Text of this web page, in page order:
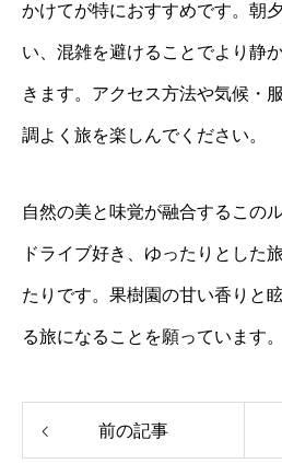
かけてが特におすすめです。朝
い、混雑を避けることでより静
きます。アクセス方法や気候・
調よく旅を楽しんでください。
自然の美と味覚が融合するこの
ドライブ好き、ゆったりとした
たりです。果樹園の甘い香りと
る旅になることを願っています。
前の記事